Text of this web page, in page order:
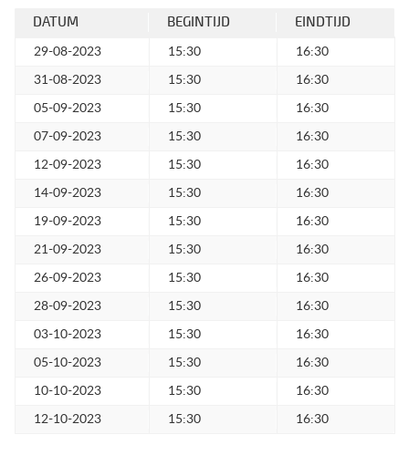
DATUM BEGINTIJD EINDTIJD
29-08-2023 15:30 16:30
31-08-2023 15:30 16:30
05-09-2023 15:30 16:30
07-09-2023 15:30 16:30
12-09-2023 15:30 16:30
14-09-2023 15:30 16:30
19-09-2023 15:30 16:30
21-09-2023 15:30 16:30
26-09-2023 15:30 16:30
28-09-2023 15:30 16:30
03-10-2023 15:30 16:30
05-10-2023 15:30 16:30
10-10-2023 15:30 16:30
12-10-2023 15:30 16:30